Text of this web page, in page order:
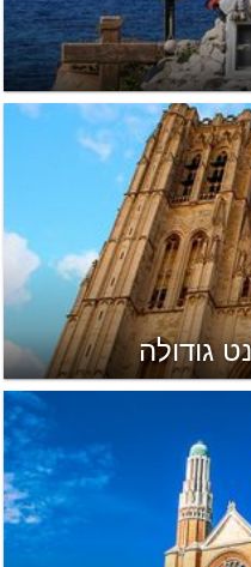
גודולה